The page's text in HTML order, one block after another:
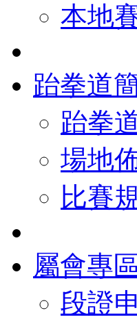
本地
跆拳道
跆拳
場地
比賽
屬會專
段證